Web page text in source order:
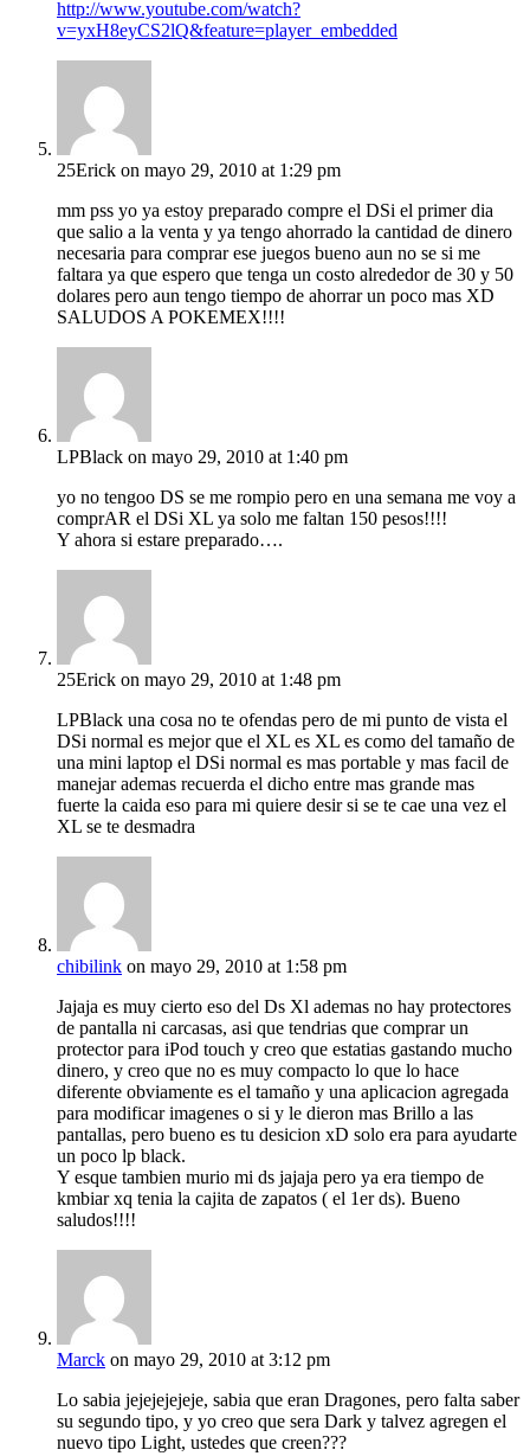
http://www.youtube.com/watch?
v=yxH8eyCS2lQ&feature=player_embedded
25Erick on mayo 29, 2010 at 1:29 pm
mm pss yo ya estoy preparado compre el DSi el primer dia
que salio a la venta y ya tengo ahorrado la cantidad de dinero
necesaria para comprar ese juegos bueno aun no se si me
faltara ya que espero que tenga un costo alrededor de 30 y 50
dolares pero aun tengo tiempo de ahorrar un poco mas XD
SALUDOS A POKEMEX!!!!
LPBlack on mayo 29, 2010 at 1:40 pm
yo no tengoo DS se me rompio pero en una semana me voy a
comprAR el DSi XL ya solo me faltan 150 pesos!!!!
Y ahora si estare preparado….
25Erick on mayo 29, 2010 at 1:48 pm
LPBlack una cosa no te ofendas pero de mi punto de vista el
DSi normal es mejor que el XL es XL es como del tamaño de
una mini laptop el DSi normal es mas portable y mas facil de
manejar ademas recuerda el dicho entre mas grande mas
fuerte la caida eso para mi quiere desir si se te cae una vez el
XL se te desmadra
chibilink on mayo 29, 2010 at 1:58 pm
Jajaja es muy cierto eso del Ds Xl ademas no hay protectores
de pantalla ni carcasas, asi que tendrias que comprar un
protector para iPod touch y creo que estatias gastando mucho
dinero, y creo que no es muy compacto lo que lo hace
diferente obviamente es el tamaño y una aplicacion agregada
para modificar imagenes o si y le dieron mas Brillo a las
pantallas, pero bueno es tu desicion xD solo era para ayudarte
un poco lp black.
Y esque tambien murio mi ds jajaja pero ya era tiempo de
kmbiar xq tenia la cajita de zapatos ( el 1er ds). Bueno
saludos!!!!
Marck on mayo 29, 2010 at 3:12 pm
Lo sabia jejejejejeje, sabia que eran Dragones, pero falta saber
su segundo tipo, y yo creo que sera Dark y talvez agregen el
nuevo tipo Light, ustedes que creen???